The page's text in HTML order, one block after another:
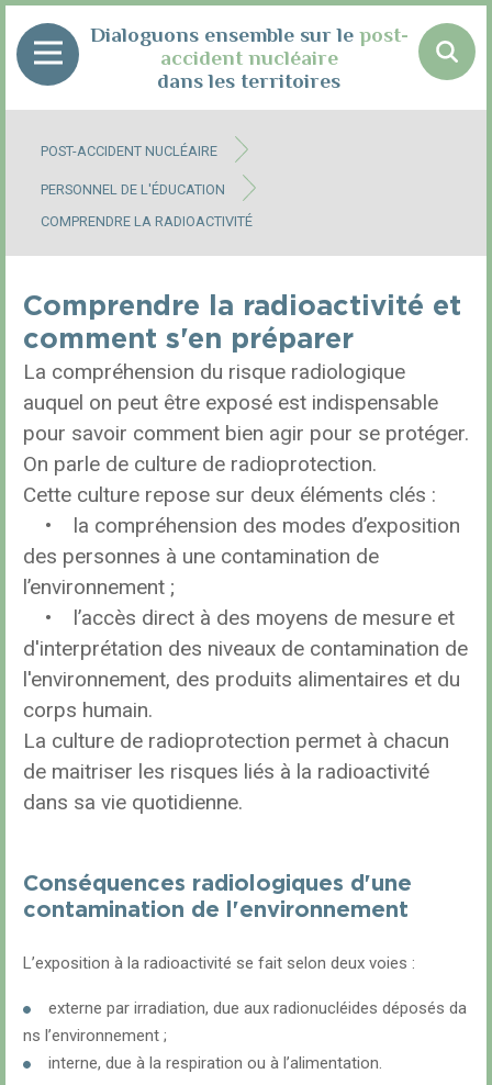
Dialoguons ensemble sur le post-
accident nucléaire
dans les territoires
POST-ACCIDENT NUCLÉAIRE
PERSONNEL DE L'ÉDUCATION
COMPRENDRE LA RADIOACTIVITÉ
Comprendre la radioactivité et
comment s'en préparer
La compréhension du risque radiologique
auquel on peut être exposé est indispensable
pour savoir comment bien agir pour se protéger.
On parle de culture de radioprotection.
Cette culture repose sur deux éléments clés :
• la compréhension des modes d’exposition
des personnes à une contamination de
l’environnement ;
• l’accès direct à des moyens de mesure et
d'interprétation des niveaux de contamination de
l'environnement, des produits alimentaires et du
corps humain.
La culture de radioprotection permet à chacun
de maitriser les risques liés à la radioactivité
dans sa vie quotidienne.
Conséquences radiologiques d'une
contamination de l'environnement
L’exposition à la radioactivité se fait selon deux voies :
externe par irradiation, due aux radionucléides déposés da
ns l’environnement ;
interne, due à la respiration ou à l’alimentation.
Panneau de gestion des cookies